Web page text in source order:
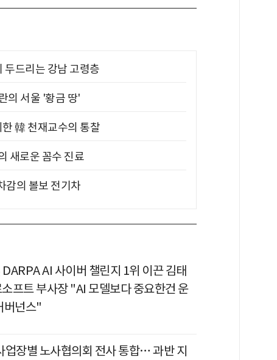
드리는 강남 고령층
의 서울 '황금 땅'
韓 천재교수의 통찰
새로운 꼼수 진료
감의 볼보 전기차
AI 사이버 챌린지 1위 이끈 김태
프트 부사장 "AI 모델보다 중요한건 운
버넌스"
업장별 노사협의회 전사 통합… 과반 지